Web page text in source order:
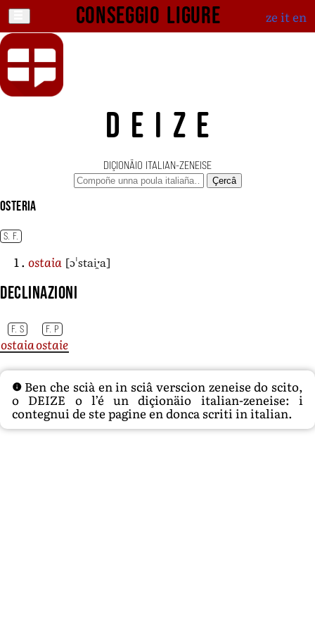
Conseggio ligure ze iten
DEIZE
DIÇIONÄIO ITALIAN-ZENEISE
Çercâ
osteria
S. F.
ostaia [ɔˈstai̯ˑa]
Declinazioni
F. S F. P
ostaiaostaie
Ben che scià en in sciâ verscion zeneise do scito,
o DEIZE o l’é un diçionäio italian-zeneise: i
contegnui de ste pagine en donca scriti in italian.